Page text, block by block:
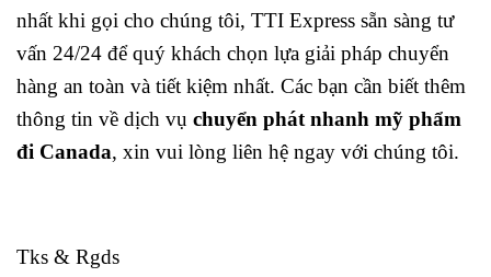
nhất khi gọi cho chúng tôi, TTI Express sẵn sàng tư
vấn 24/24 để quý khách chọn lựa giải pháp chuyển
hàng an toàn và tiết kiệm nhất. Các bạn cần biết thêm
thông tin về dịch vụ chuyển phát nhanh mỹ phẩm
đi Canada, xin vui lòng liên hệ ngay với chúng tôi.
Tks & Rgds